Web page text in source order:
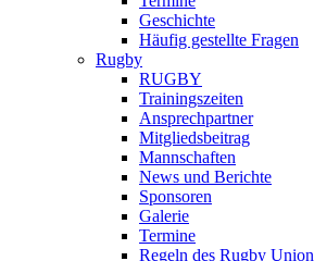
Geschichte
Häufig gestellte Fragen
Rugby
RUGBY
Trainingszeiten
Ansprechpartner
Mitgliedsbeitrag
Mannschaften
News und Berichte
Sponsoren
Galerie
Termine
Regeln des Rugby Union